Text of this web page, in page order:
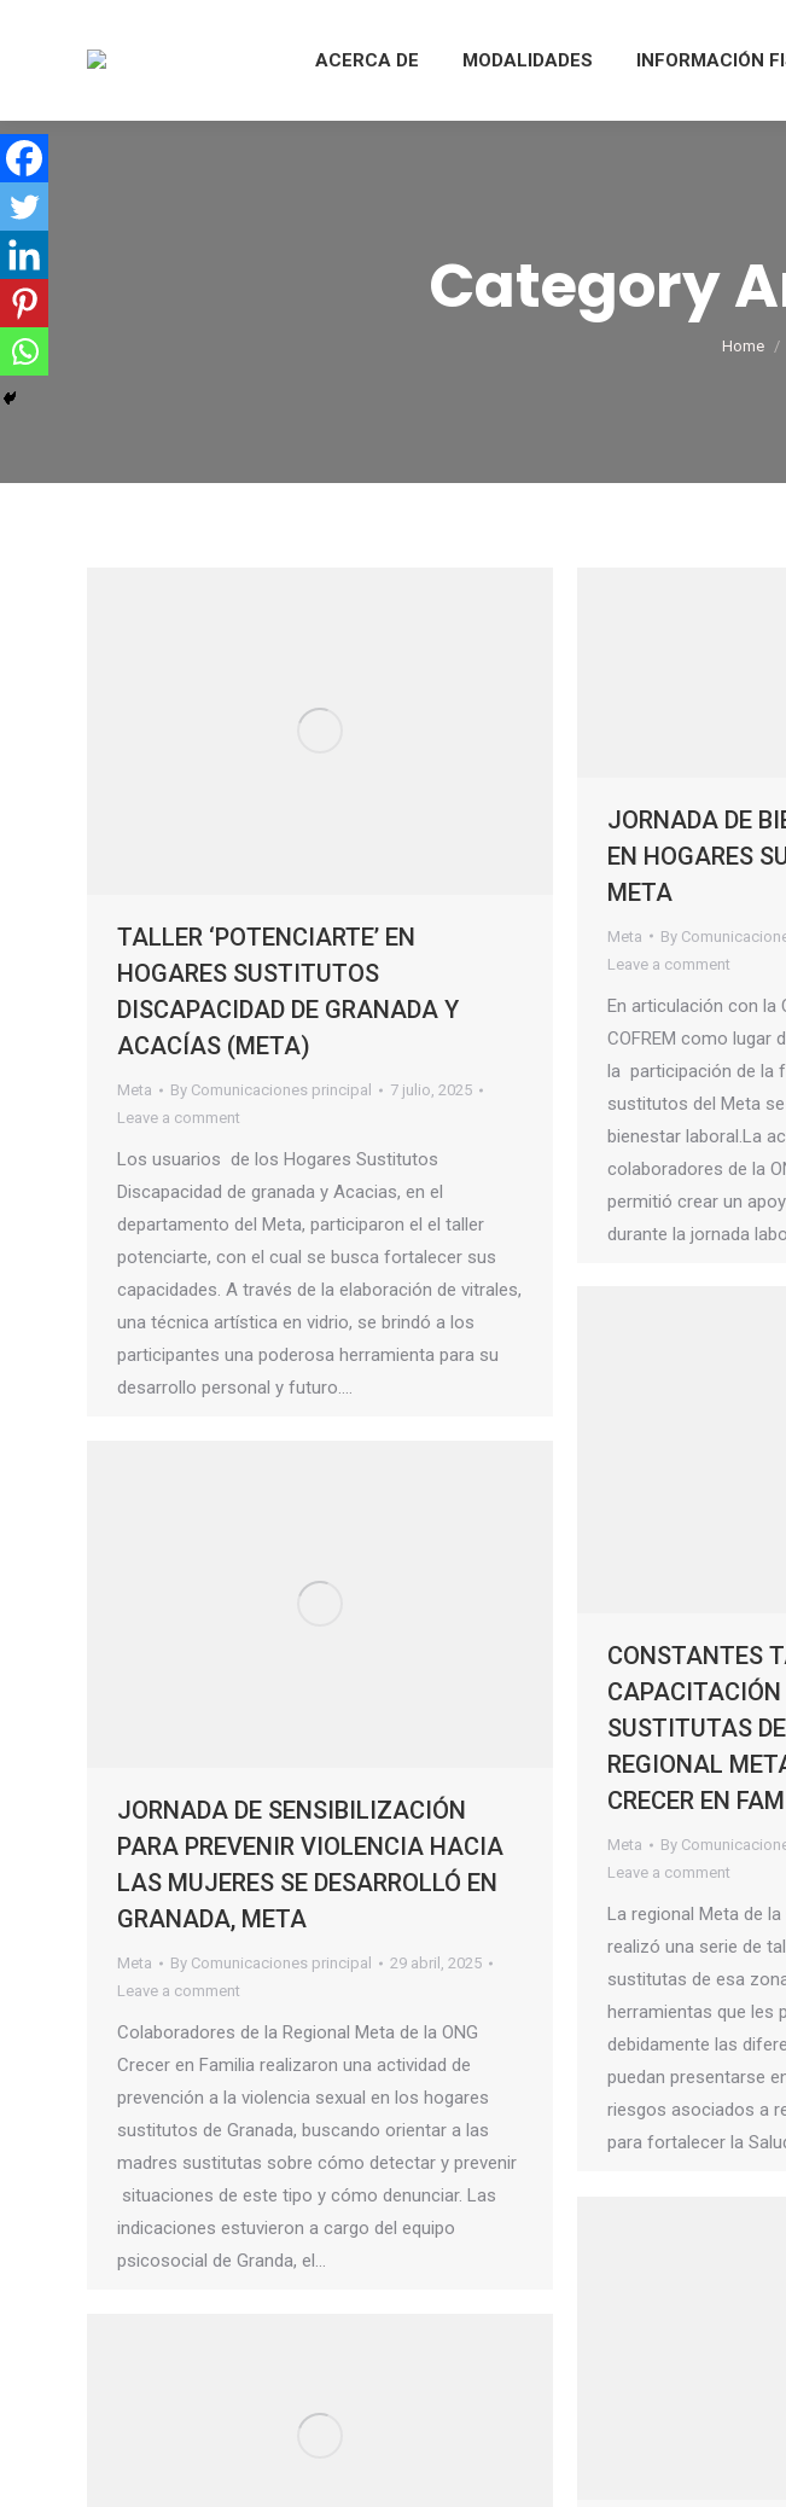
ACERCA DE MODALIDADES INFORMACIÓN
Category
You
Home
TALLER ‘POTENCIARTE’ EN
HOGARES SUSTITUTOS
DISCAPACIDAD DE GRANADA Y
ACACÍAS (META)
Meta By Comunicaciones principal
7 julio, 2025
Leave a comment
Los usuarios de los Hogares Sustitutos
Discapacidad de granada y Acacias, en el
departamento del Meta, participaron el el taller
potenciarte, con el cual se busca fortalecer sus
capacidades. A través de la elaboración de vitrales,
una técnica artística en vidrio, se brindó a los
participantes una poderosa herramienta para su
desarrollo personal y futuro.…
JORNADA DE
EN HOGARES
META
Meta By
Leave a comment
En articulación con la
COFREM como lugar
la participación de la
sustitutos del Meta
bienestar laboral.La
colaboradores de la
permitió crear un
durante la jornada
CONSTANTES
SUSTITUTAS
REGIONAL
CRECER EN
Meta By
Leave a comment
La regional Meta de
realizó una serie de
sustitutas de esa
herramientas que les
debidamente las
puedan presentarse
riesgos asociados a
para fortalecer la
JORNADA DE SENSIBILIZACIÓN
PARA PREVENIR VIOLENCIA HACIA
LAS MUJERES SE DESARROLLÓ EN
GRANADA, META
Meta By Comunicaciones principal
29 abril, 2025
Leave a comment
Colaboradores de la Regional Meta de la ONG
Crecer en Familia realizaron una actividad de
prevención a la violencia sexual en los hogares
sustitutos de Granada, buscando orientar a las
madres sustitutas sobre cómo detectar y prevenir
situaciones de este tipo y cómo denunciar. Las
indicaciones estuvieron a cargo del equipo
psicosocial de Granda, el…